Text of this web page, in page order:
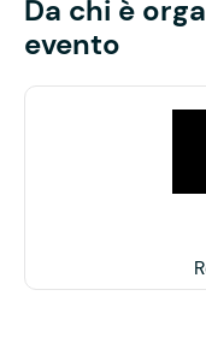
Da chi è
evento